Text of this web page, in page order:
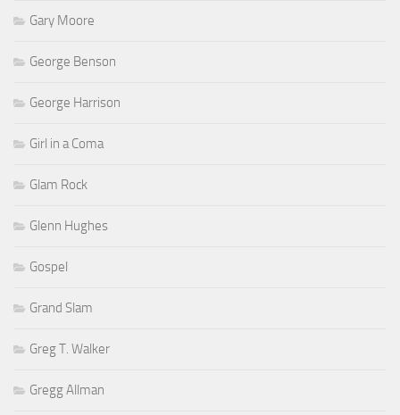
Gary Moore
George Benson
George Harrison
Girl in a Coma
Glam Rock
Glenn Hughes
Gospel
Grand Slam
Greg T. Walker
Gregg Allman